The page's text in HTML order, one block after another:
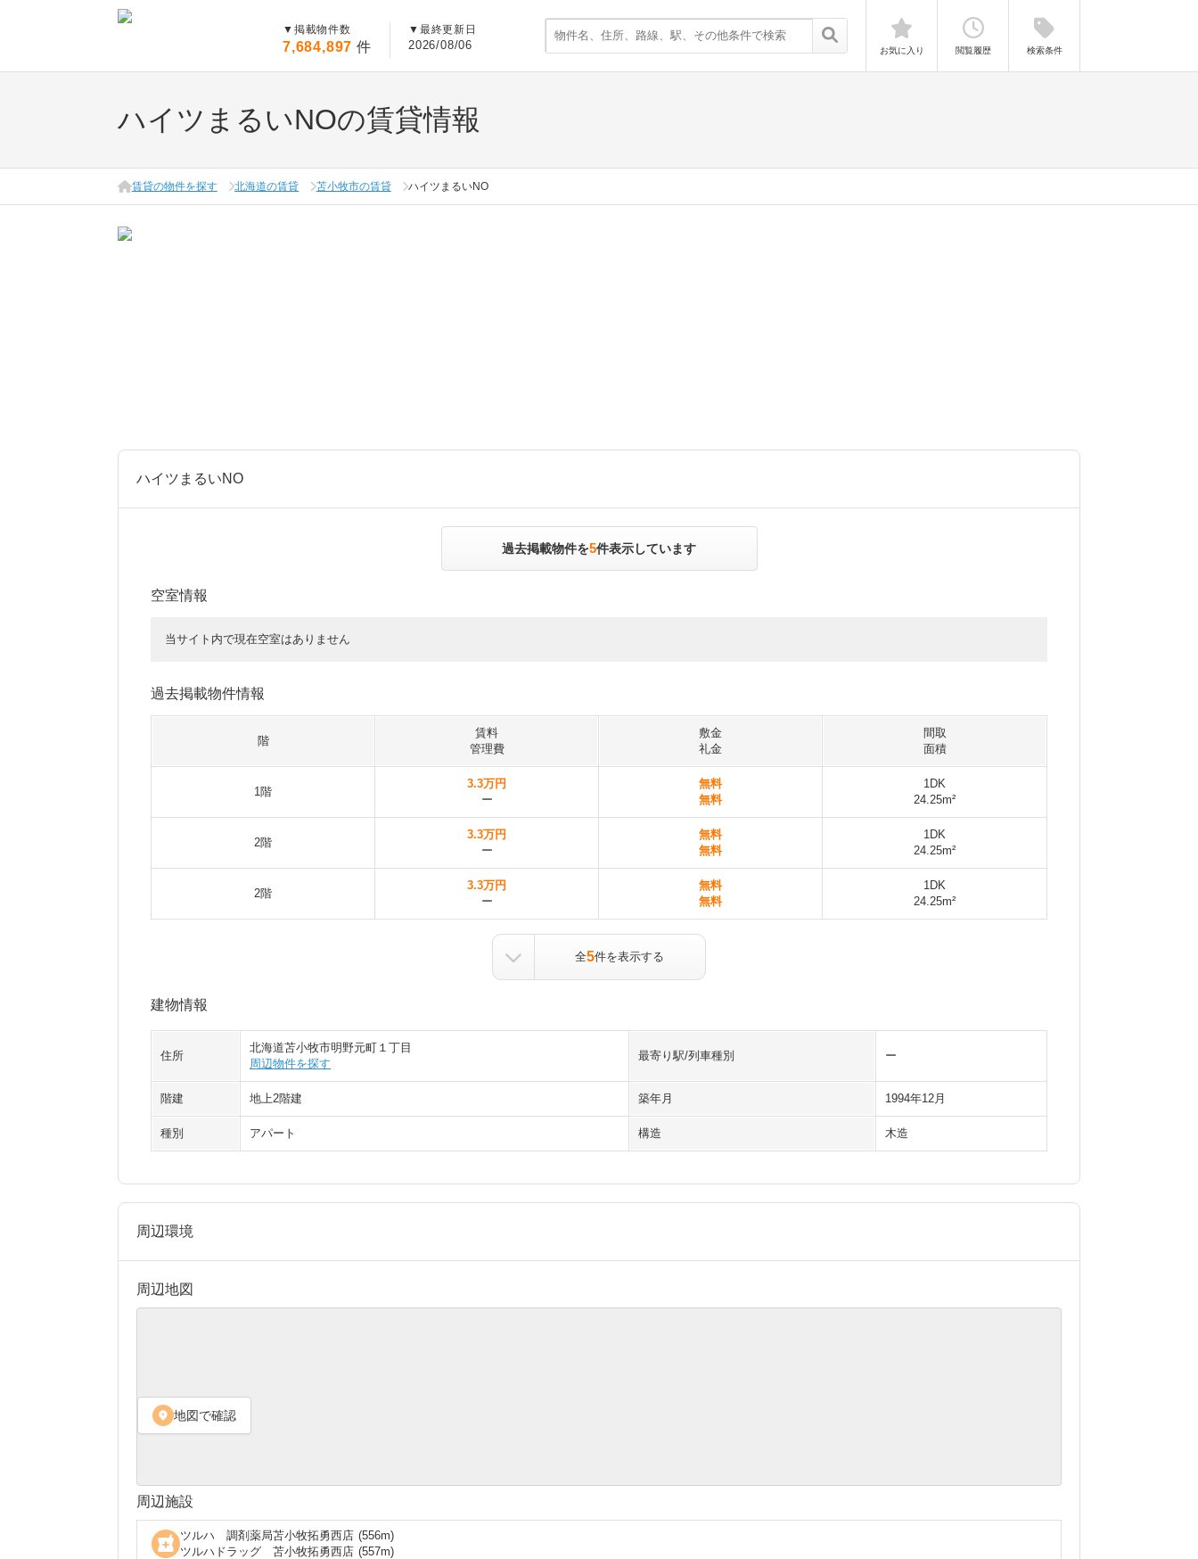
▼ 掲載物件数
7,684,897 件
▼ 最終更新日
2026/08/06 お気に入り 閲覧履歴 検索条件
ハイツまるいNOの賃貸情報
賃貸の物件を探す 北海道の賃貸 苫小牧市の賃貸 ハイツまるいNO
ハイツまるいNO
過去掲載物件を5件表示しています
空室情報
当サイト内で現在空室はありません
過去掲載物件情報
階
賃料
管理費
敷金
礼金
間取
面積
1階
3.3万円
ー
無料
無料
1DK
24.25m²
2階
3.3万円
ー
無料
無料
1DK
24.25m²
2階
3.3万円
ー
無料
無料
1DK
24.25m²
全5件を表示する
建物情報
住所
北海道苫小牧市明野元町１丁目
周辺物件を探す
最寄り駅/列車種別 ー
階建 地上2階建 築年月 1994年12月
種別 アパート 構造 木造
周辺環境
周辺地図
location_on 地図で確認
周辺施設
local_pharmacy ツルハ 調剤薬局苫小牧拓勇西店 (556m)
ツルハドラッグ 苫小牧拓勇西店 (557m)